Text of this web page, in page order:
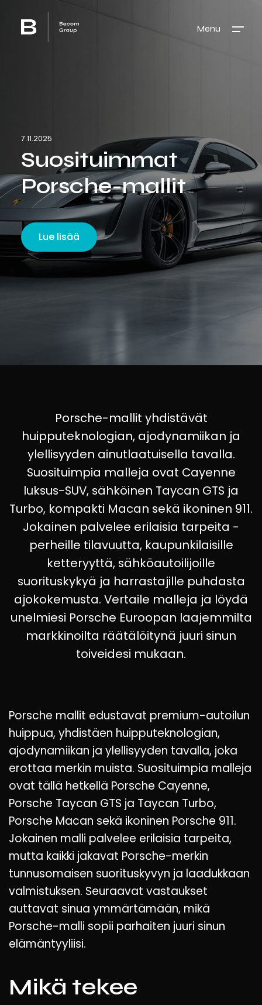
Menu
7.11.2025
Suosituimmat
Porsche-mallit
Lue lisää
Porsche-mallit yhdistävät
huipputeknologian, ajodynamiikan ja
ylellisyyden ainutlaatuisella tavalla.
Suosituimpia malleja ovat Cayenne
luksus-SUV, sähköinen Taycan GTS ja
Turbo, kompakti Macan sekä ikoninen 911.
Jokainen palvelee erilaisia tarpeita -
perheille tilavuutta, kaupunkilaisille
ketteryyttä, sähköautoilijoille
suorituskykyä ja harrastajille puhdasta
ajokokemusta. Vertaile malleja ja löydä
unelmiesi Porsche Euroopan laajemmilta
markkinoilta räätälöitynä juuri sinun
toiveidesi mukaan.
Porsche mallit edustavat premium-autoilun
huippua, yhdistäen huipputeknologian,
ajodynamiikan ja ylellisyyden tavalla, joka
erottaa merkin muista. Suosituimpia malleja
ovat tällä hetkellä Porsche Cayenne,
Porsche Taycan GTS ja Taycan Turbo,
Porsche Macan sekä ikoninen Porsche 911.
Jokainen malli palvelee erilaisia tarpeita,
mutta kaikki jakavat Porsche-merkin
tunnusomaisen suorituskyvyn ja laadukkaan
valmistuksen. Seuraavat vastaukset
auttavat sinua ymmärtämään, mikä
Porsche-malli sopii parhaiten juuri sinun
elämäntyyliisi.
Mikä tekee